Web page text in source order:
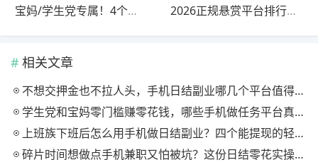
宝妈/学生党专属！4个靠谱网上挣钱软件推荐 2026正规悬赏平台排行榜：高口碑平台实测，新手也能轻松赚
相关文章
不想交押金也不拉人头，手机日结副业哪几个平台值得长期挂着
学生党和宝妈零门槛赚零花钱，哪些手机做任务平台真正给到账
上班族下班后怎么用手机做日结副业？四个能提现的轻任务入口实测
碎片时间想做点手机兼职又怕被坑？这份日结零花实操思路值得收藏